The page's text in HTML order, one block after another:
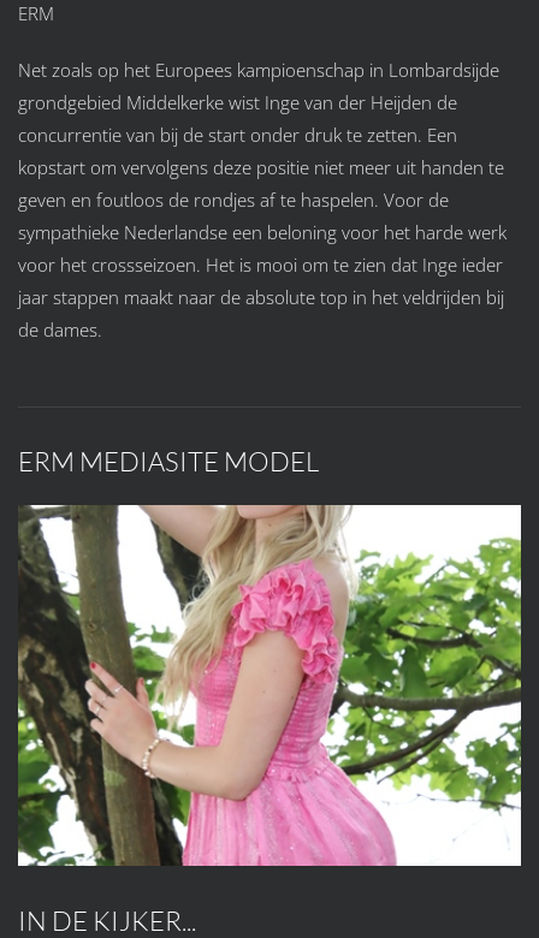
ERM
Net zoals op het Europees kampioenschap in Lombardsijde
grondgebied Middelkerke wist Inge van der Heijden de
concurrentie van bij de start onder druk te zetten. Een
kopstart om vervolgens deze positie niet meer uit handen te
geven en foutloos de rondjes af te haspelen. Voor de
sympathieke Nederlandse een beloning voor het harde werk
voor het crossseizoen. Het is mooi om te zien dat Inge ieder
jaar stappen maakt naar de absolute top in het veldrijden bij
de dames.
ERM MEDIASITE MODEL
IN DE KIJKER...